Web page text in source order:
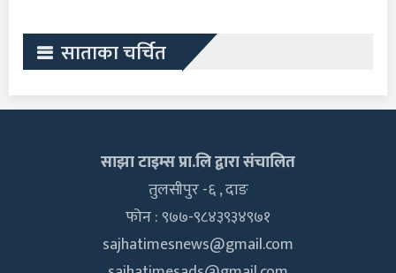
साताका चर्चित
साझा टाइम्स प्रा.लि द्वारा संचालित
तुलसीपुर -६ , दाङ
फोन : ९७७-९८४३९३४९७१
sajhatimesnews@gmail.com